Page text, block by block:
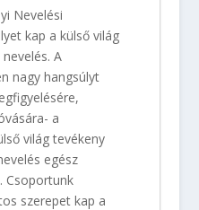
Nevelési
kap a külső világ
A
nagy hangsúlyt
a
világ tevékeny
egész
Csoportunk
szerepet kap a